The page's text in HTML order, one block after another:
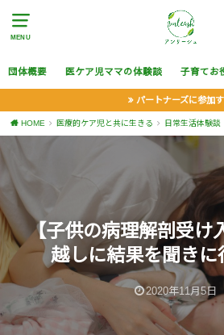
MENU
団体概要 医ケア児ママの体験談 子育てお
パートナーズに参加
HOME 医療的ケア児と共に生きる 日常生活体験談
【子供の病理解剖受け
越しに結果を聞きに
2020年11月5日